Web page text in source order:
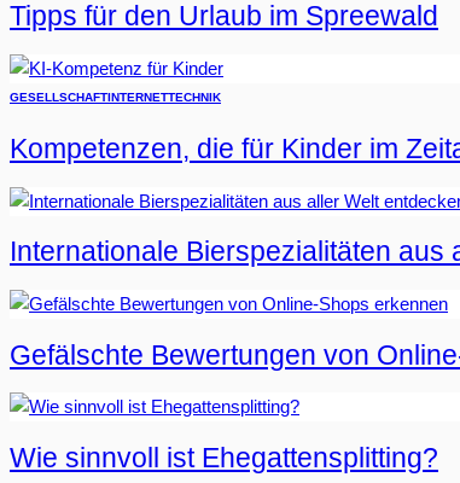
Tipps für den Urlaub im Spreewald
GESELLSCHAFTINTERNETTECHNIK
Kompetenzen, die für Kinder im
Internationale Bierspezialitäten aus
Gefälschte Bewertungen von
Wie sinnvoll ist Ehegattensplitting?